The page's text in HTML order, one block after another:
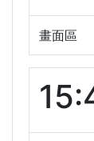
畫面區